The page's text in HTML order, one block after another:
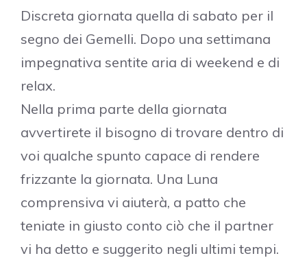
Discreta giornata quella di sabato per il
segno dei Gemelli. Dopo una settimana
impegnativa sentite aria di weekend e di
relax.
Nella prima parte della giornata
avvertirete il bisogno di trovare dentro di
voi qualche spunto capace di rendere
frizzante la giornata. Una Luna
comprensiva vi aiuterà, a patto che
teniate in giusto conto ciò che il partner
vi ha detto e suggerito negli ultimi tempi.